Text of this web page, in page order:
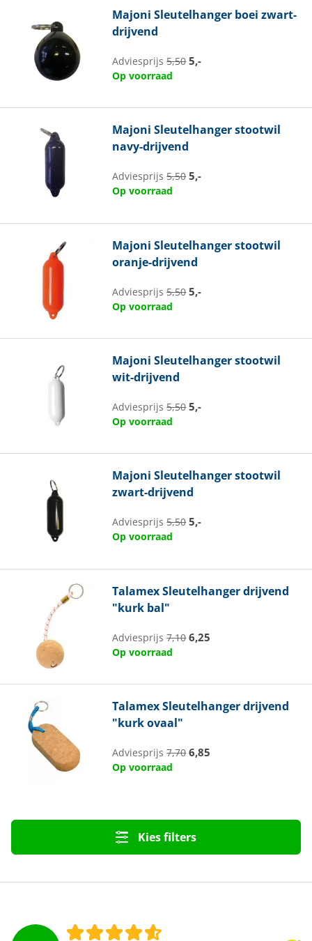
Majoni Sleutelhanger boei zwart-
drijvend
Adviesprijs5,50 5,-
Op voorraad
Majoni Sleutelhanger stootwil
navy-drijvend
Adviesprijs5,50 5,-
Op voorraad
Majoni Sleutelhanger stootwil
oranje-drijvend
Adviesprijs5,50 5,-
Op voorraad
Majoni Sleutelhanger stootwil
wit-drijvend
Adviesprijs5,50 5,-
Op voorraad
Majoni Sleutelhanger stootwil
zwart-drijvend
Adviesprijs5,50 5,-
Op voorraad
TalamexSleutelhanger drijvend
"kurk bal"
Adviesprijs7,10 6,25
Op voorraad
TalamexSleutelhanger drijvend
"kurk ovaal"
Adviesprijs7,70 6,85
Op voorraad
Kies filters